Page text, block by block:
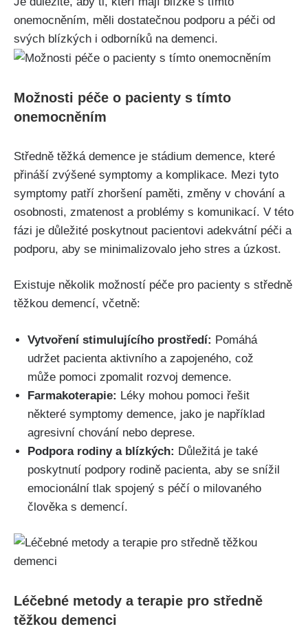
onemocněním, měli dostatečnou podporu a péči od
svých blízkých i odborníků na demenci.
Možnosti péče o pacienty s tímto
onemocněním
Středně těžká demence je stádium demence, které
přináší zvýšené symptomy a komplikace. Mezi tyto
symptomy patří zhoršení paměti, změny v chování a
osobnosti, zmatenost a problémy s komunikací. V této
fázi je důležité poskytnout pacientovi adekvátní péči a
podporu, aby se minimalizovalo jeho stres a úzkost.
Existuje několik možností péče pro pacienty s středně
těžkou demencí, včetně:
Vytvoření stimulujícího prostředí: Pomáhá
udržet pacienta aktivního a zapojeného, což
může pomoci zpomalit rozvoj demence.
Farmakoterapie: Léky mohou pomoci řešit
některé symptomy demence, jako je například
agresivní chování nebo deprese.
Podpora rodiny a blízkých: Důležitá je také
poskytnutí podpory rodině pacienta, aby se snížil
emocionální tlak spojený s péčí o milovaného
člověka s demencí.
Léčebné metody a terapie pro středně
těžkou demenci